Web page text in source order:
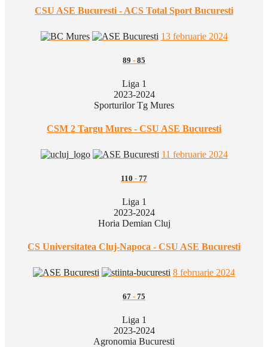
CSU ASE Bucuresti - ACS Total Sport Bucuresti
13 februarie 2024
89 - 85
Liga 1
2023-2024
Sporturilor Tg Mures
CSM 2 Targu Mures - CSU ASE Bucuresti
11 februarie 2024
110 - 77
Liga 1
2023-2024
Horia Demian Cluj
CS Universitatea Cluj-Napoca - CSU ASE Bucuresti
8 februarie 2024
67 - 75
Liga 1
2023-2024
Agronomia Bucuresti